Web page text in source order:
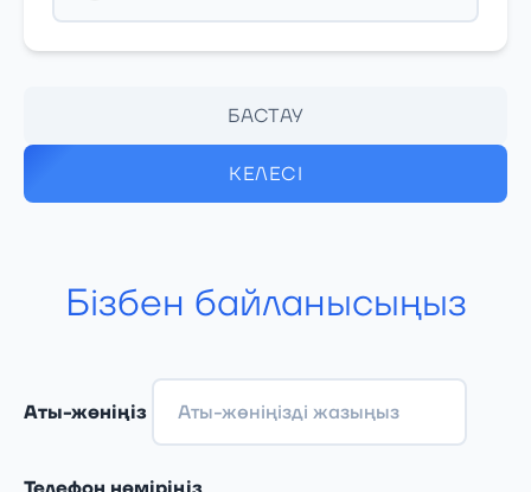
БАСТАУ
КЕЛЕСІ
Бізбен байланысыңыз
Аты-жөніңіз